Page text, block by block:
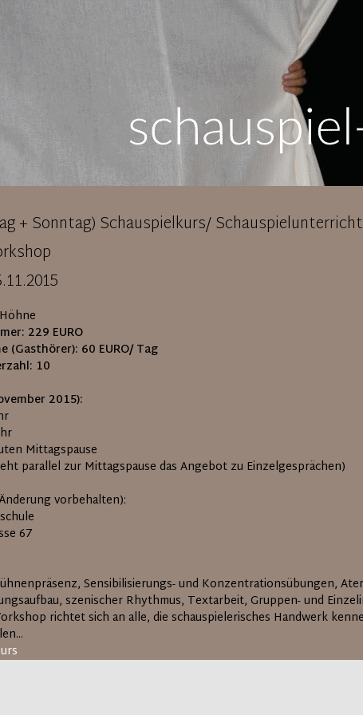
+ Sonntag) Schauspielkurs/
229 EURO
(Gasthörer): 60 EURO/ Tag
10
2015):
Mittagspause
parallel zur Mittagspause das Angebot zu Einzelgesprächen)
vorbehalten):
67
Sensibilisierungs- und Konzentrationsübungen,
szenischer Rhythmus, Textarbeit, Gruppen- und
richtet sich an alle, die schauspielerisches Handwerk